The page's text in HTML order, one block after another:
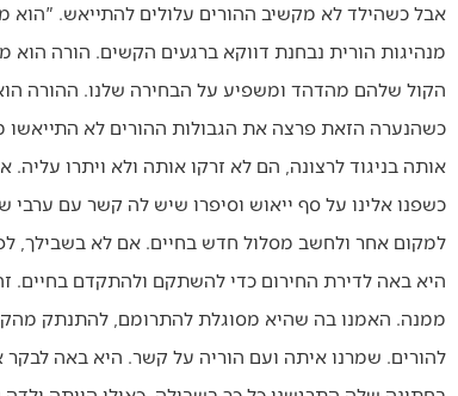
אבל כשהילד לא מקשיב ההורים עלולים להתייאש. "הוא
מנהיגות הורית נבחנת דווקא ברגעים הקשים. הורה הוא
הקול שלהם מהדהד ומשפיע על הבחירה שלנו. ההורה
כשהנערה הזאת פרצה את הגבולות ההורים לא
אותה בניגוד לרצונה, הם לא זרקו אותה ולא ויתרו
כשפנו אלינו על סף ייאוש וסיפרו שיש לה קשר עם
למקום אחר ולחשב מסלול חדש בחיים. אם לא בשבילך,
היא באה לדירת החירום כדי להשתקם ולהתקדם בחיים.
ממנה. האמנו בה שהיא מסוגלת להתרומם, להתנתק
להורים. שמרנו איתה ועם הוריה על קשר. היא באה לבקר